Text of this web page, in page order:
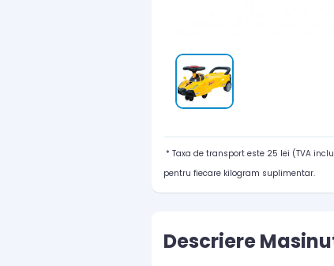
* Taxa de transport este 25 lei (TVA
pentru fiecare kilogram suplimentar.
Descriere